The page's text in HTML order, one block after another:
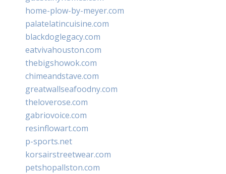
home-plow-by-meyer.com
palatelatincuisine.com
blackdoglegacy.com
eatvivahouston.com
thebigshowok.com
chimeandstave.com
greatwallseafoodny.com
theloverose.com
gabriovoice.com
resinflowart.com
p-sports.net
korsairstreetwear.com
petshopallston.com